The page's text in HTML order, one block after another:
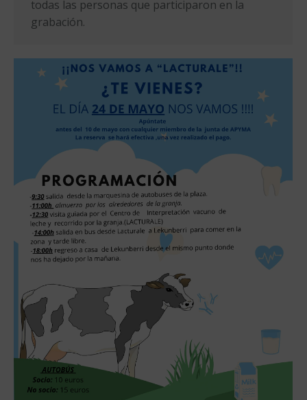
todas las personas que participaron en la
grabación.